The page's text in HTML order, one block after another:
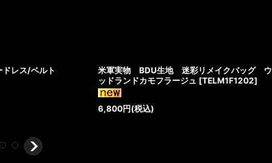
レス/ベルト
米軍実物 BDU生地 迷彩リメイクバッグ ウ
ッドランドカモフラージュ [TELM1F1202]
6,800円(税込)